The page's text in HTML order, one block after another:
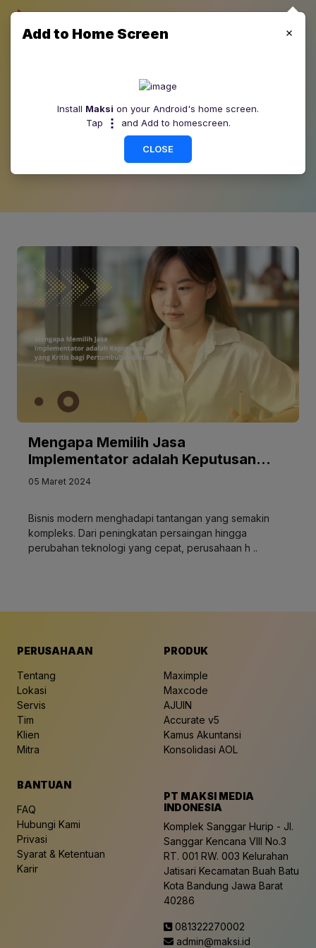
Maksi terpercaya selalu menyediakan informasi lengkap
setiap hari, Informasi terbaru seputar bisnis, keuangan,
Mengapa Memilih Jasa
Implementator adalah Keputusan
yang Kritis bagi Pertumbuhan Bisnis
05 Maret 2024
Bisnis modern menghadapi tantangan yang semakin
kompleks. Dari peningkatan persaingan hingga
perubahan teknologi yang cepat, perusahaan h ..
PERUSAHAAN
Tentang
Lokasi
Servis
Tim
Klien
Mitra
PRODUK
Maximple
Maxcode
AJUIN
Accurate v5
Kamus Akuntansi
Konsolidasi AOL
BANTUAN
FAQ
Hubungi Kami
Privasi
Syarat & Ketentuan
Karir
PT MAKSI MEDIA
INDONESIA
Komplek Sanggar Hurip - Jl.
Sanggar Kencana VIII No.3
RT. 001 RW. 003 Kelurahan
Jatisari Kecamatan Buah Batu
Kota Bandung Jawa Barat
40286
081322270002
admin@maksi.id
Add to Home Screen
Install Maksi on your Android's home screen.
Tap
and Add to homescreen.
CLOSE